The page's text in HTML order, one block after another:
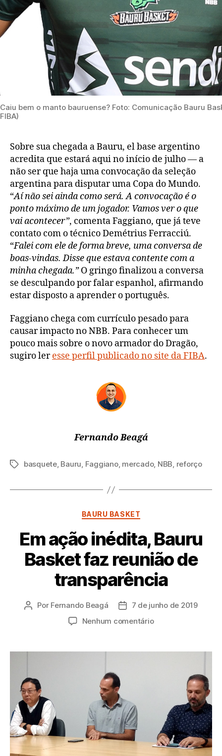
Caiu bem o manto bauruense? Foto: Comunicação Bauru
FIBA)
Sobre sua chegada a Bauru, el base argentino
acredita que estará aqui no início de julho — a
não ser que haja uma convocação da seleção
argentina para disputar uma Copa do Mundo.
“Aí não sei ainda como será. A convocação é o
ponto máximo de um jogador. Vamos ver o que
vai acontecer”, comenta Faggiano, que já teve
contato com o técnico Demétrius Ferracciú.
“Falei com ele de forma breve, uma conversa de
boas-vindas. Disse que estava contente com a
minha chegada.”O gringo finalizou a conversa
se desculpando por falar espanhol, afirmando
estar disposto a aprender o português.
Faggiano chega com currículo pesado para
causar impacto no NBB. Para conhecer um
pouco mais sobre o novo armador do Dragão,
sugiro leresse perfil publicado no site da FIBA.
Fernando Beagá
Tagsbasquete, Bauru, Faggiano, mercado, NBB, reforço
Categorias
BAURU BASKET
Em ação inédita, Bauru
Basket faz reunião de
transparência
Autor
Por Fernando Beagá
Data7 de junho de 2019
Nenhum comentárioem
inédita,
transparência